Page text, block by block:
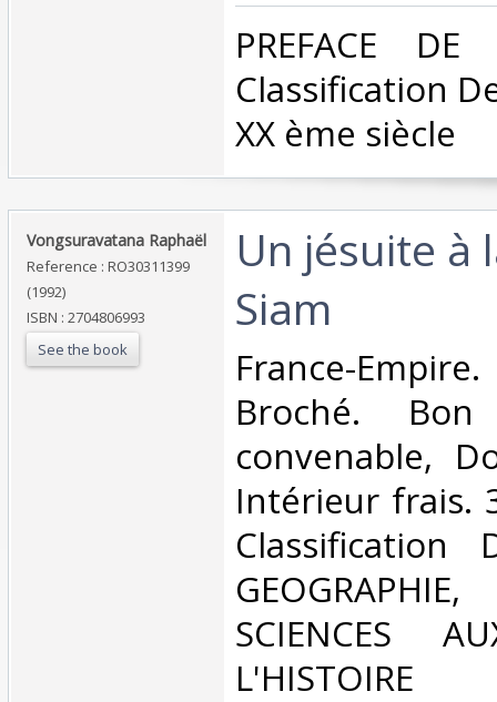
‎PREFACE DE
Classification
XX ème siècle‎
‎Vongsuravatana Raphaël‎
Reference : RO30311399
(1992)
ISBN : 2704806993
See the book
‎Un jésuite à
Siam‎
‎France-
Broché.
convenable,
Intérieur frais.
Classification
SCIENCES
L'HISTOIRE‎